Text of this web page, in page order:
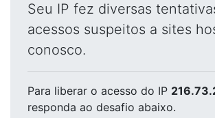
Seu IP fez diversas
acessos suspeitos a sites
conosco.
Para liberar o acesso do IP
responda ao desafio abaixo.